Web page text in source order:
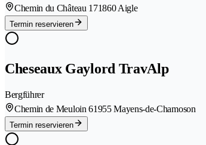
Chemin du Château 171860 Aigle
Termin reservieren
Cheseaux Gaylord TravAlp
Bergführer
Chemin de Meuloin 61955 Mayens-de-Chamoson
Termin reservieren